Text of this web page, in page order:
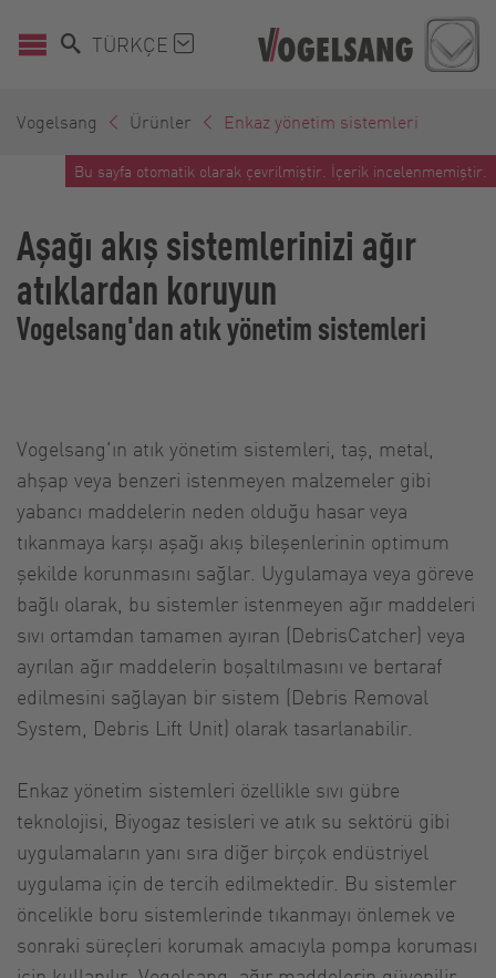
TÜRKÇE
Vogelsang Ürünler Enkaz yönetim sistemleri
Bu sayfa otomatik olarak çevrilmiştir. İçerik incelenmemiştir.
Aşağı akış sistemlerinizi ağır
atıklardan koruyun
Vogelsang'dan atık yönetim sistemleri
Vogelsang'ın atık yönetim sistemleri, taş, metal,
ahşap veya benzeri istenmeyen malzemeler gibi
yabancı maddelerin neden olduğu hasar veya
tıkanmaya karşı aşağı akış bileşenlerinin optimum
şekilde korunmasını sağlar. Uygulamaya veya göreve
bağlı olarak, bu sistemler istenmeyen ağır maddeleri
sıvı ortamdan tamamen ayıran (DebrisCatcher) veya
ayrılan ağır maddelerin boşaltılmasını ve bertaraf
edilmesini sağlayan bir sistem (Debris Removal
System, Debris Lift Unit) olarak tasarlanabilir.
Enkaz yönetim sistemleri özellikle sıvı gübre
teknolojisi, Biyogaz tesisleri ve atık su sektörü gibi
uygulamaların yanı sıra diğer birçok endüstriyel
uygulama için de tercih edilmektedir. Bu sistemler
öncelikle boru sistemlerinde tıkanmayı önlemek ve
sonraki süreçleri korumak amacıyla pompa koruması